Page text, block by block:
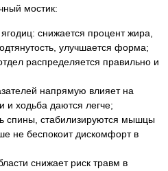
мостик:
снижается процент жира,
улучшается форма;
распределяется правильно и
напрямую влияет на
и ходьба даются легче;
спины, стабилизируются мышцы
не беспокоит дискомфорт в
снижает риск травм в